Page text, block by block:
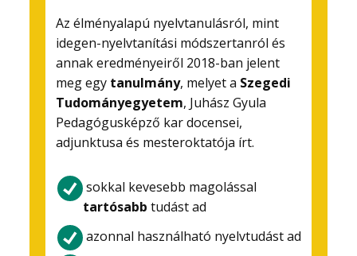
Az élményalapú nyelvtanulásról, mint
idegen-nyelvtanítási módszertanról és
annak eredményeiről 2018-ban jelent
meg egy tanulmány, melyet a Szegedi
Tudományegyetem, Juhász Gyula
Pedagógusképző kar docensei,
adjunktusa és mesteroktatója írt.
sokkal kevesebb magolással
tartósabb tudást ad
azonnal használható nyelvtudást ad